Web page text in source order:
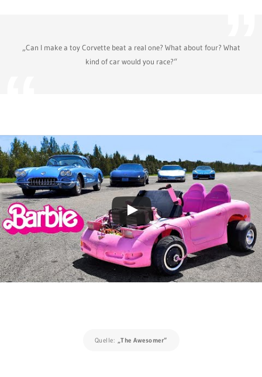
„Can I make a toy Corvette beat a real one? What about four? What
kind of car would you race?“
Quelle: „The Awesomer“